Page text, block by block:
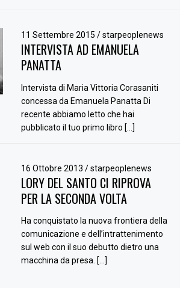
11 Settembre 2015/ starpeoplenews
INTERVISTA AD EMANUELA
PANATTA
Intervista di Maria Vittoria Corasaniti
concessa da Emanuela Panatta Di
recente abbiamo letto che hai
pubblicato il tuo primo libro […]
16 Ottobre 2013/ starpeoplenews
LORY DEL SANTO CI RIPROVA
PER LA SECONDA VOLTA
Ha conquistato la nuova frontiera della
comunicazione e dell’intrattenimento
sul web con il suo debutto dietro una
macchina da presa. […]